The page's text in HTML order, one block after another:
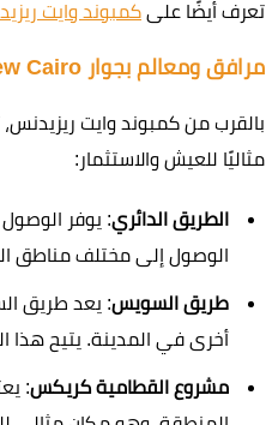
تعرف أيضًا على كمبوند وايت
مرافق ومعالم بجوار White Residence New Cairo
بالقرب من كمبوند وايت
مثاليًا للعيش والاستثمار:
الطريق الدائري: يوفر
الوصول إلى مختلف مناطق
طريق السويس: يعد طريق
أخرى في المدينة. يتيح هذا
مشروع القطامية كريكس: